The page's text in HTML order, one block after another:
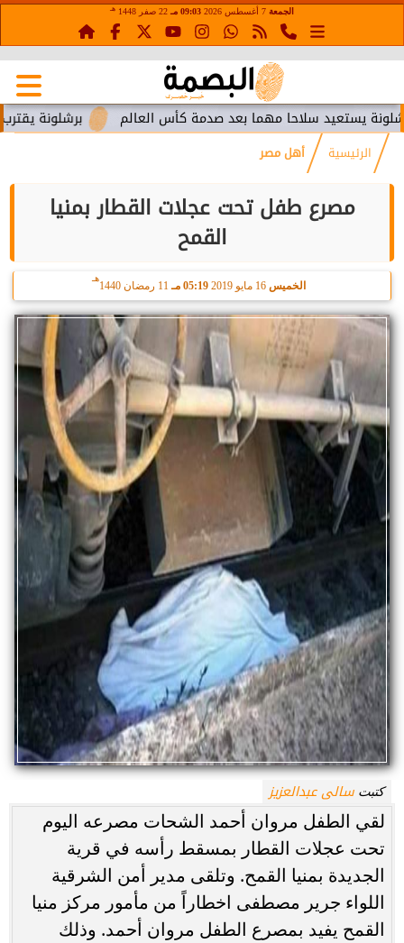
الجمعة 09:03 مـ 22 صفر 1448 هـ
برشلونة يقترب من سلاحا مهما بعد صدمة كأس العالم
الرئيسية أهل مصر
مصرع طفل تحت عجلات القطار بمنيا
القمح
الخميس 16 مايو 2019 05:19 مـ 11 رمضان 1440
هـ
كتبت سالى عبدالعزيز
لقي الطفل مروان أحمد الشحات مصرعه اليوم
تحت عجلات القطار بمسقط رأسه في قرية
الجديدة بمنيا القمح. وتلقى مدير أمن الشرقية
اللواء جرير مصطفى اخطاراً من مأمور مركز منيا
القمح يفيد بمصرع الطفل مروان أحمد. وذلك